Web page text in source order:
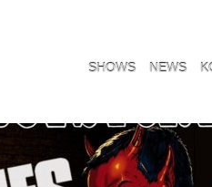
SHOWS NEWS